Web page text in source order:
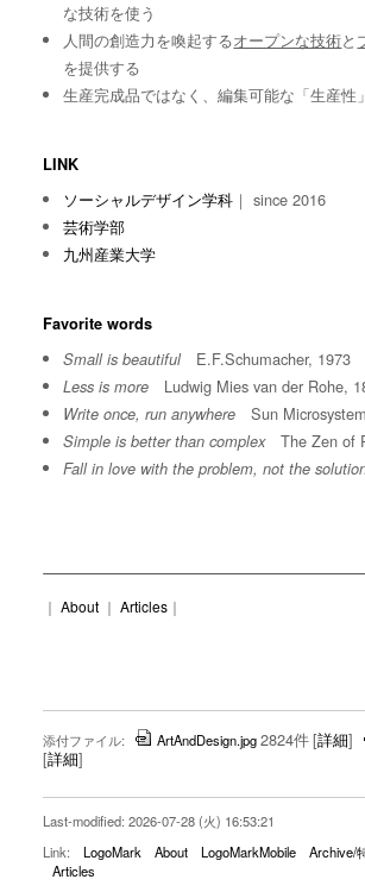
な技術を使う
人間の創造力を喚起するオープンな技術と
を提供する
生産完成品ではなく、編集可能な「生産性
LINK
ソーシャルデザイン学科 ｜ since 2016
芸術学部
九州産業大学
Favorite words
Small is beautifulE.F.Schumacher, 1973
Less is more Ludwig Mies van der Rohe,
Write once, run anywhere Sun
Simple is better than complexThe Zen of
Fall in love with the problem, not the
｜ About｜ Articles｜
添付ファイル: ArtAndDesign.jpg2824件[詳細]
[詳細]
Last-modified: 2026-07-28 (火) 16:53:21
Link:
LogoMark About LogoMarkMobile
Archive/
Articles